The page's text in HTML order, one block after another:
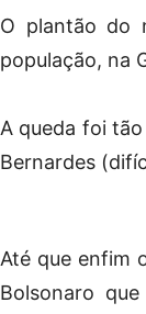
O plantão do
população, na
A queda foi
Bernardes
Até que enfim
Bolsonaro